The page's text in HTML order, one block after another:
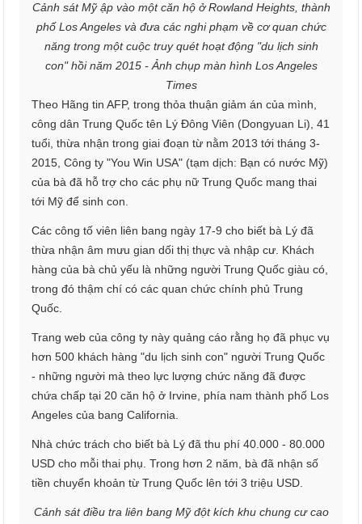
Cảnh sát Mỹ ập vào một căn hộ ở Rowland Heights, thành
phố Los Angeles và đưa các nghi phạm về cơ quan chức
năng trong một cuộc truy quét hoạt động "du lịch sinh
con" hồi năm 2015 - Ảnh chụp màn hình Los Angeles
Times
Theo Hãng tin AFP, trong thỏa thuận giảm án của mình,
công dân Trung Quốc tên Lý Đông Viên (Dongyuan Li), 41
tuổi, thừa nhận trong giai đoạn từ nằm 2013 tới tháng 3-
2015, Công ty "You Win USA" (tạm dịch: Bạn có nước Mỹ)
của bà đã hỗ trợ cho các phụ nữ Trung Quốc mang thai
tới Mỹ để sinh con.
Các công tố viên liên bang ngày 17-9 cho biết bà Lý đã
thừa nhận âm mưu gian dối thị thực và nhập cư. Khách
hàng của bà chủ yếu là những người Trung Quốc giàu có,
trong đó thậm chí có các quan chức chính phủ Trung
Quốc.
Trang web của công ty này quảng cáo rằng họ đã phục vụ
hơn 500 khách hàng "du lịch sinh con" người Trung Quốc
- những người mà theo lực lượng chức năng đã được
chứa chấp tại 20 căn hộ ở Irvine, phía nam thành phố Los
Angeles của bang California.
Nhà chức trách cho biết bà Lý đã thu phí 40.000 - 80.000
USD cho mỗi thai phụ. Trong hơn 2 năm, bà đã nhận số
tiền chuyển khoản từ Trung Quốc lên tới 3 triệu USD.
Cảnh sát điều tra liên bang Mỹ đột kích khu chung cư cao